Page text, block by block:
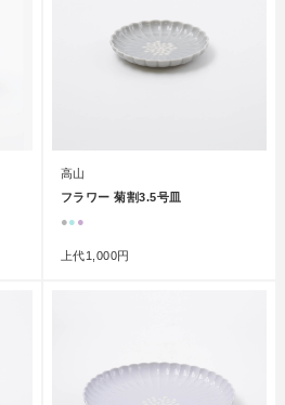
高山
フラワー 菊割3.5号皿
●● ●
上代1,000円